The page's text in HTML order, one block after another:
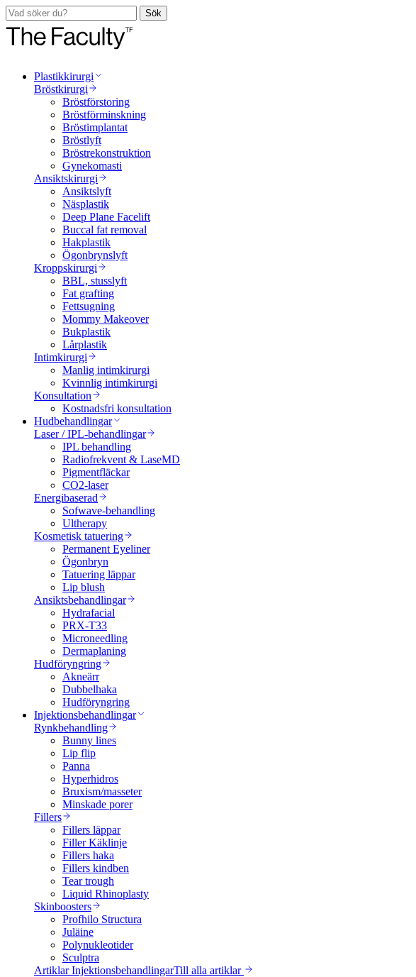
Sök
Plastikkirurgi
Bröstkirurgi
Bröstförstoring
Bröstförminskning
Bröstimplantat
Bröstlyft
Bröstrekonstruktion
Gynekomasti
Ansiktskirurgi
Ansiktslyft
Näsplastik
Deep Plane Facelift
Buccal fat removal
Hakplastik
Ögonbrynslyft
Kroppskirurgi
BBL, stusslyft
Fat grafting
Fettsugning
Mommy Makeover
Bukplastik
Lårplastik
Intimkirurgi
Manlig intimkirurgi
Kvinnlig intimkirurgi
Konsultation
Kostnadsfri konsultation
Hudbehandlingar
Laser / IPL-behandlingar
IPL behandling
Radiofrekvent & LaseMD
Pigmentfläckar
CO2-laser
Energibaserad
Sofwave-behandling
Ultherapy
Kosmetisk tatuering
Permanent Eyeliner
Ögonbryn
Tatuering läppar
Lip blush
Ansiktsbehandlingar
Hydrafacial
PRX-T33
Microneedling
Dermaplaning
Hudföryngring
Akneärr
Dubbelhaka
Hudföryngring
Injektionsbehandlingar
Rynkbehandling
Bunny lines
Lip flip
Panna
Hyperhidros
Bruxism/masseter
Minskade porer
Fillers
Fillers läppar
Filler Käklinje
Fillers haka
Fillers kindben
Tear trough
Liquid Rhinoplasty
Skinboosters
Profhilo Structura
Juläine
Polynukleotider
Sculptra
Artiklar InjektionsbehandlingarTill alla artiklar